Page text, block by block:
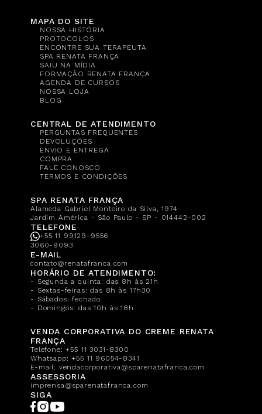
MAPA DO SITE
NOSSA HISTÓRIA
PROTOCOLOS
ENCONTRE SUA TERAPEUTA
SPA RENATA FRANÇA
SAIU NA MÍDIA
FORMAÇÃO RENATA FRANÇA
AGENDA DE CURSOS
NOSSA LOJA
BLOG
CENTRAL DE ATENDIMENTO
PERGUNTAS FREQUENTES
DEVOLUÇÕES
ENVIO E ENTREGA
COMPRA
FALE CONOSCO
TERMOS E CONDIÇÕES
SPA RENATA FRANÇA
Alameda Gabriel Monteiro da Silva, 1974
Jardim América - São Paulo - SP - 014442-002
TELEFONE
+55 11 99129-9556
3060-9093
E-MAIL
contato@renatafranca.com
HORÁRIO DE ATENDIMENTO:
- Segunda a quinta: das 8h às 21h
- Sextas-feiras: das 8h às 17h30
- Sábados: fechado
- Domingos: das 10h às 18h
VENDA CORPORATIVA DO CREME RENATA
FRANÇA
Telefone:+55 11 3031-8300
Whatsapp:+55 11 96054-8341
E-mail: vendacorporativa@sparenatafranca.com
ASSESSORIA
imprensa@sparenatafranca.com
SIGA